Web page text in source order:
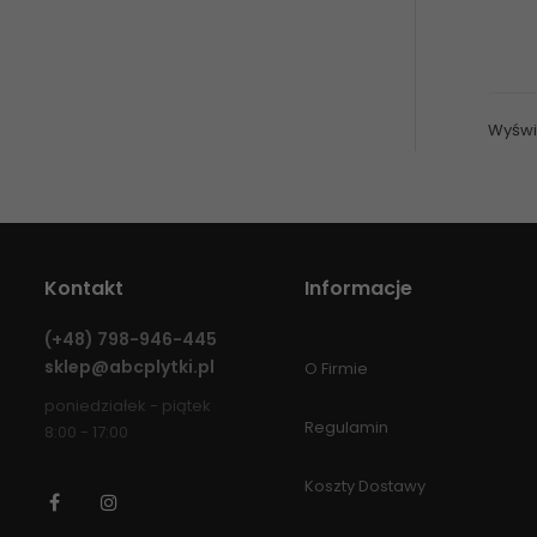
Kontakt
(+48) 798-946-445
sklep@abcplytki.pl
poniedziałek - piątek
8:00 - 17:00
Facebook
Informacje
O Firmie
Regulamin
Koszty Dostawy